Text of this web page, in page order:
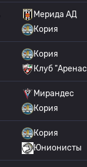
Мерида АД
Кория
Кория
Клуб "Аренас
Мирандес
Кория
Кория
Юнионисты